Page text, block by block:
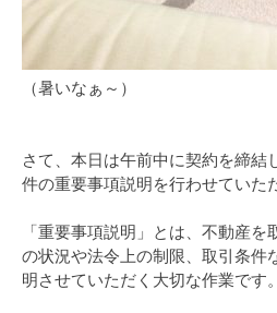
（暑いなぁ～）
さて、本日は午前中に契約を締結
件の重要事項説明を行わせていた
「重要事項説明」とは、不動産
の状況や法令上の制限、取引条件
明させていただく大切な作業です。